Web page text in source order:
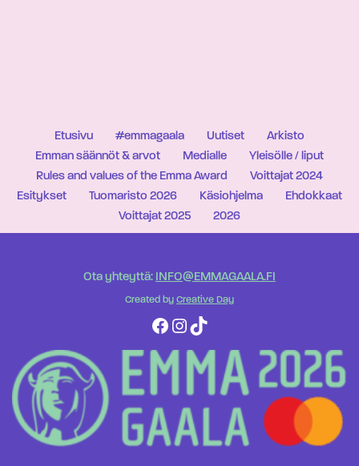
Etusivu #emmagaala Uutiset
Arkisto
Emman säännöt & arvot
Medialle
Yleisölle / liput
Rules and values of the Emma Award
Voittajat 2024
Esitykset
Tuomaristo 2026 Käsiohjelma
Ehdokkaat
Voittajat 2025
2026
Ota yhteyttä: INFO@EMMAGAALA.FI
Created by Creative Day